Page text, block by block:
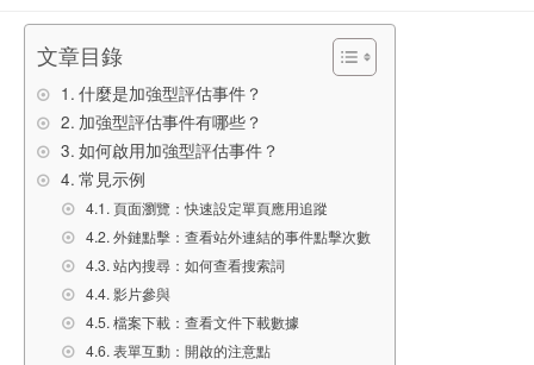
文章目錄
什麼是加強型評估事件？
加強型評估事件有哪些？
如何啟用加強型評估事件？
常見示例
頁面瀏覽：快速設定單頁應用追蹤
外鏈點擊：查看站外連結的事件點擊次數
站內搜尋：如何查看搜索詞
影片參與
檔案下載：查看文件下載數據
表單互動：開啟的注意點